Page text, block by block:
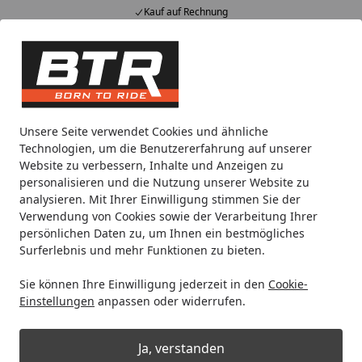
Unsere Seite verwendet Cookies und ähnliche
Technologien, um die Benutzererfahrung auf unserer
Website zu verbessern, Inhalte und Anzeigen zu
personalisieren und die Nutzung unserer Website zu
analysieren. Mit Ihrer Einwilligung stimmen Sie der
Verwendung von Cookies sowie der Verarbeitung Ihrer
persönlichen Daten zu, um Ihnen ein bestmögliches
Surferlebnis und mehr Funktionen zu bieten.
Sie können Ihre Einwilligung jederzeit in den Cookie-
Einstellungen anpassen oder widerrufen.
Ja, verstanden
Kauf auf Rechnung
Alle Produkte
Mein Konto
Suchen
Noch 1 Tag und 19 Stunden
Spare bis zu 35% auf EVOLIFT® Zentralständer
von BTR!
Startseite
Werkstatt Maschinen Schleifen & Polieren
Dreieckschleifer & Multitools
Ihre Artikelübersicht
Kategorien